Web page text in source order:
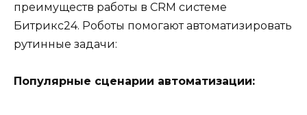
преимуществ работы в CRM системе
Битрикс24. Роботы помогают автоматизировать
рутинные задачи:
Популярные сценарии автоматизации: